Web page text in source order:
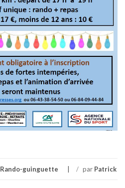
Rando-guinguette / par Patrick